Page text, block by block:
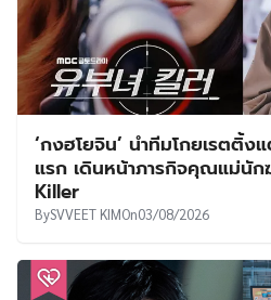
‘กงฮโยจิน’ นำทีมโกยเรตติ้
แรก เดินหน้าภารกิจคุณแม่นัก
Killer
BySVVEET KIMOn03/08/2026